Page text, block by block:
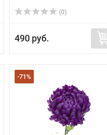
(0)
490 руб.
-71%